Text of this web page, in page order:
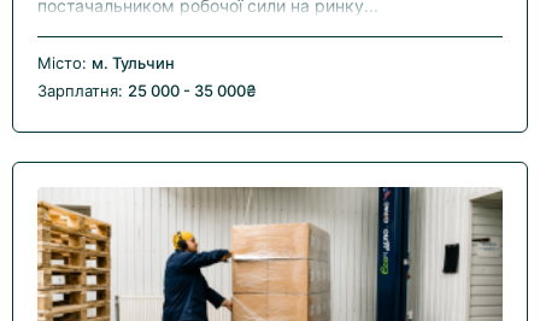
постачальником робочої сили на ринку...
Місто: м. Тульчин
Зарплатня: 25 000 - 35 000₴